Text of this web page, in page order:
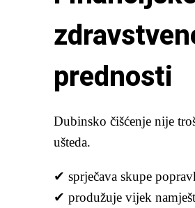
prednosti
Dubinsko čišćenje nije
ušteda.
✔ sprječava skupe
✔ produžuje vijek